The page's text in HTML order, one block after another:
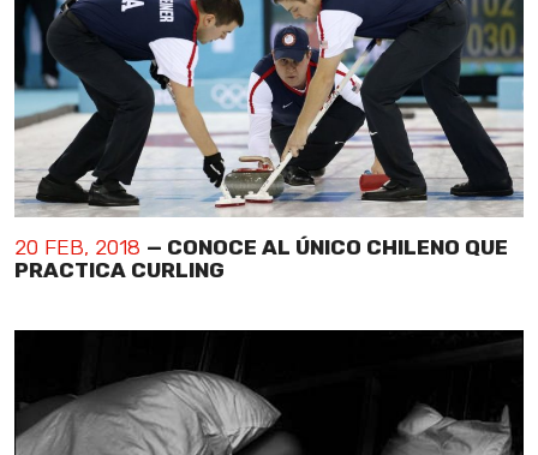
20 FEB, 2018 — CONOCE AL ÚNICO CHILENO QUE
PRACTICA CURLING